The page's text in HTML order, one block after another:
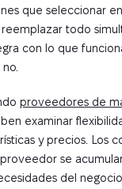
que seleccionar
todo
con lo que
proveedores de
examinar
y precios. Los
se
del